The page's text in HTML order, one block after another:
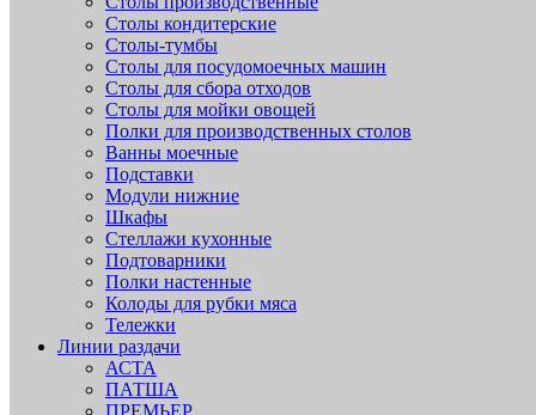
Столы кондитерские
Столы-тумбы
Столы для посудомоечных машин
Столы для сбора отходов
Столы для мойки овощей
Полки для производственных столов
Ванны моечные
Подставки
Модули нижние
Шкафы
Стеллажи кухонные
Подтоварники
Полки настенные
Колоды для рубки мяса
Тележки
Линии раздачи
АСТА
ПАТША
ПРЕМЬЕР